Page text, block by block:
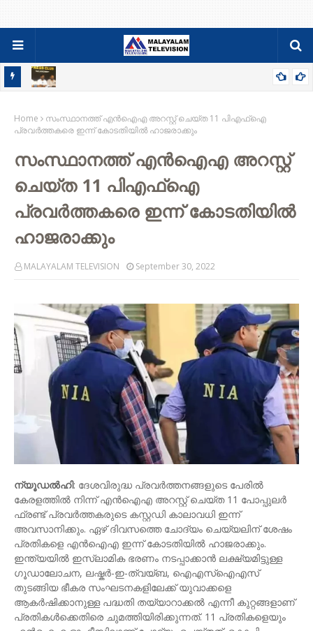
9ന്
Home
സംസ്ഥാനത്ത് എൻഐഎ അറസ്റ്റ് ചെയ്ത 11 പിഎഫ്ഐ
പ്രവർത്തകരെ ഇന്ന് കോടതിയിൽ ഹാജരാക്കും
സംസ്ഥാനത്ത് എൻഐഎ അറസ്റ്റ്
ചെയ്ത 11 പിഎഫ്ഐ
പ്രവർത്തകരെ ഇന്ന് കോടതിയിൽ
ഹാജരാക്കും
MALAYALAM TELEVISION September 30, 2022
ന്യൂഡല്‍ഹി: ദേശവിരുദ്ധ പ്രവർത്തനങ്ങളുടെ പേരിൽ
കേരളത്തിൽ നിന്ന് എൻഐഎ അറസ്റ്റ് ചെയ്ത 11 പോപ്പുലർ
ഫ്രണ്ട് പ്രവർത്തകരുടെ കസ്റ്റഡി കാലാവധി ഇന്ന്
അവസാനിക്കും. ഏഴ് ദിവസത്തെ ചോദ്യം ചെയ്യലിന് ശേഷം
പ്രതികളെ എൻഐഎ ഇന്ന് കോടതിയിൽ ഹാജരാക്കും.
ഇന്ത്യയിൽ ഇസ്ലാമിക ഭരണം നടപ്പാക്കാൻ ലക്ഷ്യമിട്ടുള്ള
ഗൂഡാലോചന, ലഷ്കർ-ഇ-ത്വയ്ബ, ഐഎസ്ഐഎസ്
തുടങ്ങിയ ഭീകര സംഘടനകളിലേക്ക് യുവാക്കളെ
ആകർഷിക്കാനുള്ള പദ്ധതി തയ്യാറാക്കൽ എന്നീ കുറ്റങ്ങളാണ്
പ്രതികൾക്കെതിരെ ചുമത്തിയിരിക്കുന്നത്. 11 പ്രതികളെയും